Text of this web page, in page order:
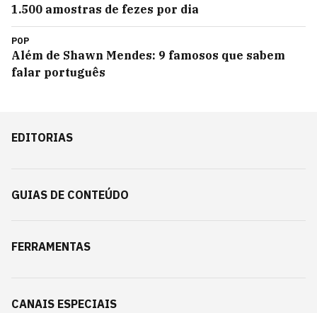
1.500 amostras de fezes por dia
POP
Além de Shawn Mendes: 9 famosos que sabem
falar português
EDITORIAS
GUIAS DE CONTEÚDO
FERRAMENTAS
CANAIS ESPECIAIS